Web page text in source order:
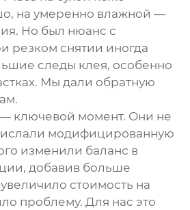
на умеренно влажной —
Но был нюанс с
резком снятии иногда
следы клея, особенно
Мы дали обратную
ключевой момент. Они не
модифицированную
изменили баланс в
добавив больше
стоимость на
проблему. Для нас это